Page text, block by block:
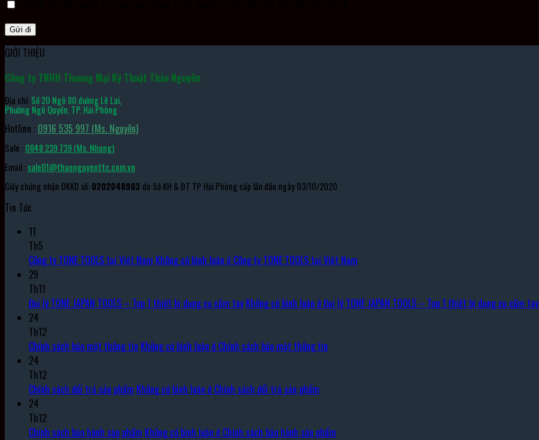
GIỚI THIỆU
Công ty TNHH Thương Mại Kỹ Thuật Thảo Nguyên
Địa chỉ:Số 20 Ngõ 80 đường Lê Lai,
Phường Ngô Quyền, TP. Hải Phòng
Hotline : 0916 535 997 (Ms. Nguyên)
Sale :0848 239 739 (Ms. Nhung)
Email :sale01@thaonguyenttc.com.vn
Giấy chứng nhận ĐKKD số:0202048903 do Sở KH & ĐT TP Hải Phòng cấp lần đầu ngày 03/10/2020
Tin Tức
11
Th5
Công ty TONE TOOLS tại Việt Nam Không có bình luận ở Công ty TONE TOOLS tại Việt Nam
29
Th11
Đại lý TONE JAPAN TOOLS – Top 1 thiết bị dụng cụ cầm tay Không có bình luận ở Đại lý TONE JAPAN TOOLS – Top 1 thiết bị dụng cụ cầm tay
24
Th12
Chính sách bảo mật thông tin Không có bình luận ở Chính sách bảo mật thông tin
24
Th12
Chính sách đổi trả sản phẩm Không có bình luận ở Chính sách đổi trả sản phẩm
24
Th12
Chính sách bảo hành sản phẩm Không có bình luận ở Chính sách bảo hành sản phẩm